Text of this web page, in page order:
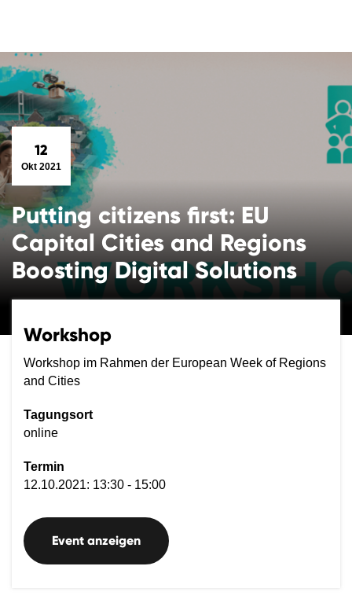
12
Okt 2021
Putting citizens first: EU
Capital Cities and Regions
Boosting Digital Solutions
Workshop
Workshop im Rahmen der European Week of Regions
and Cities
Tagungsort
online
Termin
12.10.2021: 13:30 - 15:00
Event anzeigen